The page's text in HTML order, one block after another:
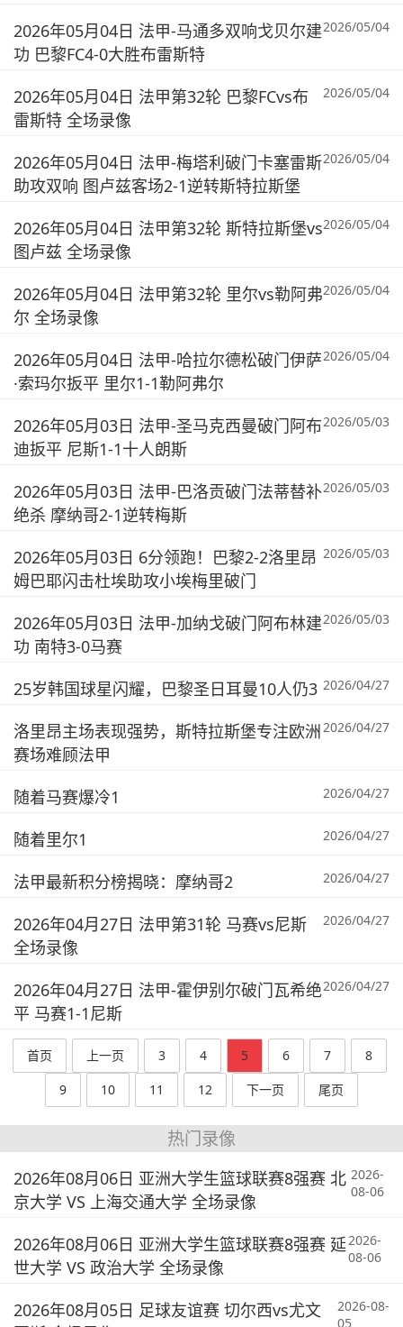
2026年05月04日 法甲-马通多双响戈贝尔建
功 巴黎FC4-0大胜布雷斯特
2026/05/04
2026年05月04日 法甲第32轮 巴黎FCvs布
雷斯特 全场录像
2026/05/04
2026年05月04日 法甲-梅塔利破门卡塞雷斯
助攻双响 图卢兹客场2-1逆转斯特拉斯堡
2026/05/04
2026年05月04日 法甲第32轮 斯特拉斯堡vs
图卢兹 全场录像
2026/05/04
2026年05月04日 法甲第32轮 里尔vs勒阿弗
尔 全场录像
2026/05/04
2026年05月04日 法甲-哈拉尔德松破门伊萨
·索玛尔扳平 里尔1-1勒阿弗尔
2026/05/04
2026年05月03日 法甲-圣马克西曼破门阿布
迪扳平 尼斯1-1十人朗斯
2026/05/03
2026年05月03日 法甲-巴洛贡破门法蒂替补
绝杀 摩纳哥2-1逆转梅斯
2026/05/03
2026年05月03日 6分领跑！巴黎2-2洛里昂
姆巴耶闪击杜埃助攻小埃梅里破门
2026/05/03
2026年05月03日 法甲-加纳戈破门阿布林建
功 南特3-0马赛
2026/05/03
25岁韩国球星闪耀，巴黎圣日耳曼10人仍3 2026/04/27
洛里昂主场表现强势，斯特拉斯堡专注欧洲
赛场难顾法甲
2026/04/27
随着马赛爆冷1 2026/04/27
随着里尔1 2026/04/27
法甲最新积分榜揭晓：摩纳哥2 2026/04/27
2026年04月27日 法甲第31轮 马赛vs尼斯
全场录像
2026/04/27
2026年04月27日 法甲-霍伊别尔破门瓦希绝
平 马赛1-1尼斯
2026/04/27
首页 上一页 3 4 5 6 7
8
9
10 11 12 下一页 尾页
热门录像
2026年08月06日 亚洲大学生篮球联赛8强赛 北
京大学 VS 上海交通大学 全场录像
2026-
08-06
2026年08月06日 亚洲大学生篮球联赛8强赛 延
世大学 VS 政治大学 全场录像
2026-
08-06
2026年08月05日 足球友谊赛 切尔西vs尤文
2026-08-
05